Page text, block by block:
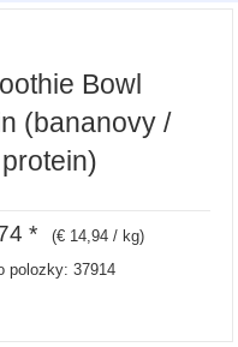
Bowl
(bananovy /
* (€ 14,94 / kg)
polozky: 37914